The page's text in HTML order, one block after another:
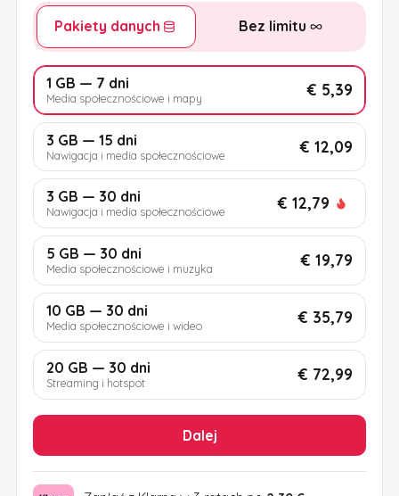
Pakiety danych Bez limitu
1 GB — 7 dni
Media społecznościowe i mapy € 5,39
3 GB — 15 dni
Nawigacja i media społecznościowe € 12,09
3 GB — 30 dni
Nawigacja i media społecznościowe € 12,79
5 GB — 30 dni
Media społecznościowe i muzyka € 19,79
10 GB — 30 dni
Media społecznościowe i wideo € 35,79
20 GB — 30 dni
Streaming i hotspot € 72,99
Dalej